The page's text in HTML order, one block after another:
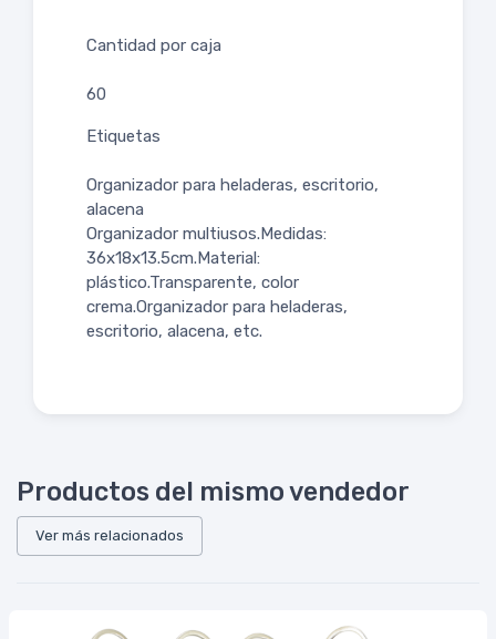
Cantidad por caja
60
Etiquetas
Organizador para heladeras, escritorio,
alacena
Organizador multiusos.Medidas:
36x18x13.5cm.Material:
plástico.Transparente, color
crema.Organizador para heladeras,
escritorio, alacena, etc.
Productos del mismo vendedor
Ver más relacionados